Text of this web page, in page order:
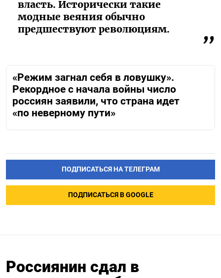
власть. Исторически такие
модные веяния обычно
предшествуют революциям.
«Режим загнал себя в ловушку».
Рекордное с начала войны число
россиян заявили, что страна идет
«по неверному пути»
ПОДПИСАТЬСЯ НА ТЕЛЕГРАМ
ПОДПИСАТЬСЯ В GOOGLE
Россиянин сдал в